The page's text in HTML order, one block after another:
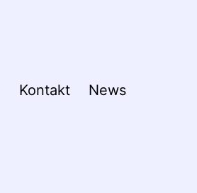
Menü
Kontakt News